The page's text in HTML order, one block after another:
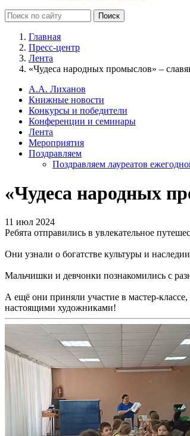
Главная
Пресс-центр
Лента
«Чудеса народных промыслов» –
А.А. Лиханов
Книжные новости
Конкурсы и победители
Конференции и семинары
Лента
Мероприятия
Поздравляем
Поздравляем лауреатов
«Чудеса народных
11 июл 2024
Ребята отправились в увлекательное
Они узнали о богатстве культуры и
Мальчишки и девчонки познакомились с
А ещё они приняли участие в мастер-
настоящими художниками!